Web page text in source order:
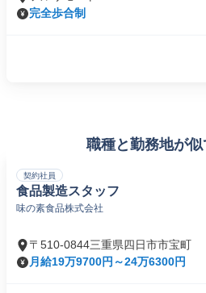
完全歩合制
職種と勤務地が
契約社員
食品製造スタッフ
味の素食品株式会社
〒510-0844三重県四日市市宝町
月給19万9700円～24万6300円